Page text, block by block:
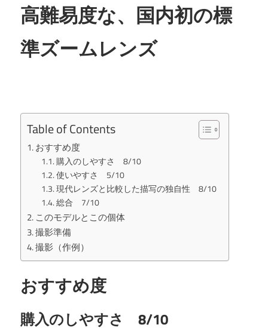
高難易度な、 国内初の標
準ズームレンズ
Table of Contents
おすすめ度
購入のしやすさ 8/10
使いやすさ 5/10
現代レンズと比較した描写の独自性 8/10
総合 7/10
このモデルとこの個体
撮影準備
撮影（作例）
おすすめ度
購入のしやすさ 8/10